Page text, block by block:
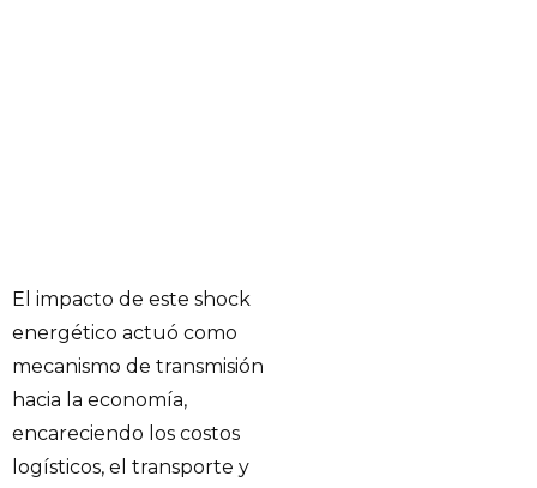
El impacto de este shock
energético actuó como
mecanismo de transmisión
hacia la economía,
encareciendo los costos
logísticos, el transporte y